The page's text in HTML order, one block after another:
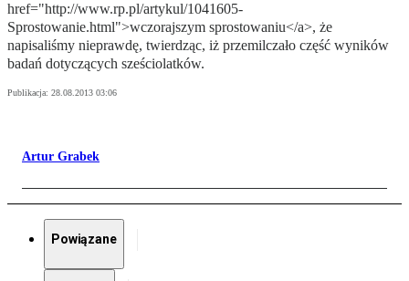
href="http://www.rp.pl/artykul/1041605-
Sprostowanie.html">wczorajszym sprostowaniu</a>, że
napisaliśmy nieprawdę, twierdząc, iż przemilczało część wyników
badań dotyczących sześciolatków.
Publikacja: 28.08.2013 03:06
Artur Grabek
Powiązane